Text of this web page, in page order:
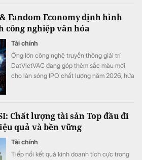
Fandom Economy định hình
công nghiệp văn hóa
Tài chính
Ông lớn công nghệ truyền thông giải trí
DatVietVAC đang góp thêm sắc màu mới
cho làn sóng IPO chất lượng năm 2026, hứa
nền kinh tế người hâm mộ (fandom
economy). DatVietVAC đã chứng minh khả
hâm mộ – tương đồng với chiến lược phát
triển bền vững mà các doanh nghiệp giải trí
Chất lượng tài sản Top đầu đi
quả và bền vững
Tài chính
Tiếp nối kết quả kinh doanh tích cực trong